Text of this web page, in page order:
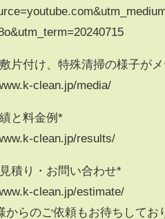
片付け、特殊清掃の様子が
clean.jp/media/
と料金例*
clean.jp/results/
積り・お問い合わせ*
clean.jp/estimate/
からのご依頼もお待ちしてお